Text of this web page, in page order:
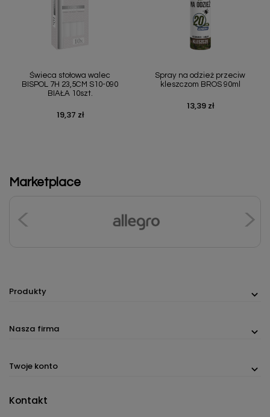
Świeca stołowa walec
BISPOL 7H 23,5CM S10-090
BIAŁA 10szt.
Cena
19,37 zł
Spray na odzież przeciw
kleszczom BROS 90ml
Cena
13,39 zł
Marketplace
Produkty
Nasza firma
Twoje konto
Kontakt